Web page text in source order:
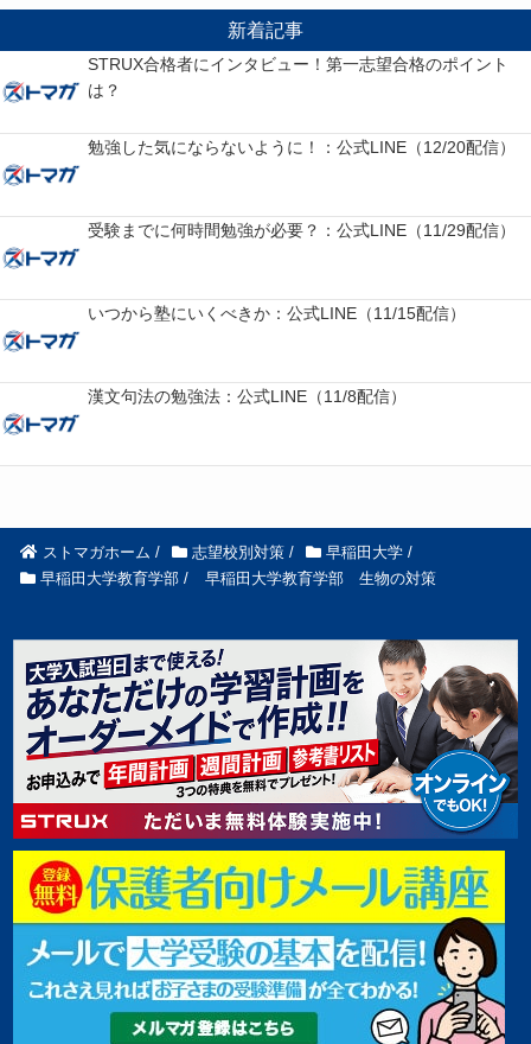
新着記事
STRUX合格者にインタビュー！第一志望合格のポイント
は？
勉強した気にならないように！：公式LINE（12/20配信）
受験までに何時間勉強が必要？：公式LINE（11/29配信）
いつから塾にいくべきか：公式LINE（11/15配信）
漢文句法の勉強法：公式LINE（11/8配信）
ストマガホーム / 志望校別対策 / 早稲田大学 /
早稲田大学教育学部 / 早稲田大学教育学部 生物の対策